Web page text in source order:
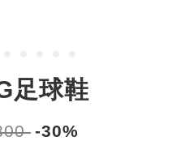
足球鞋
-30%